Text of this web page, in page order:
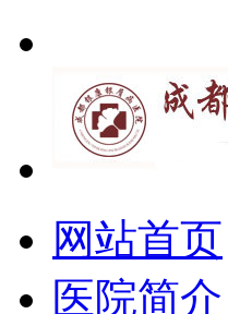
网站首页
医院简介